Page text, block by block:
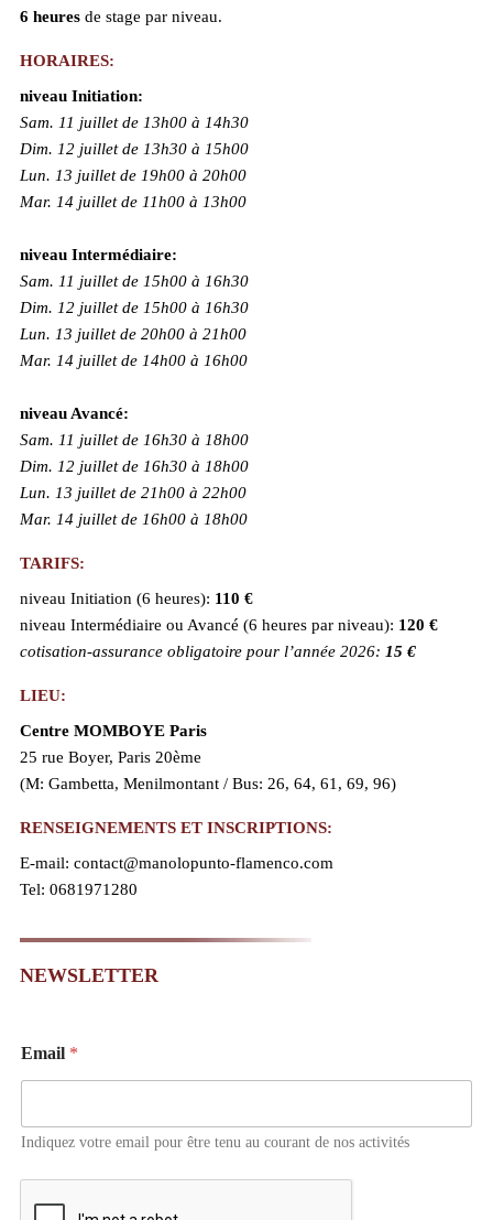
6 heures de stage par niveau.
HORAIRES:
niveau Initiation:
Sam. 11 juillet de 13h00 à 14h30
Dim. 12 juillet de 13h30 à 15h00
Lun. 13 juillet de 19h00 à 20h00
Mar. 14 juillet de 11h00 à 13h00
niveau Intermédiaire:
Sam. 11 juillet de 15h00 à 16h30
Dim. 12 juillet de 15h00 à 16h30
Lun. 13 juillet de 20h00 à 21h00
Mar. 14 juillet de 14h00 à 16h00
niveau Avancé:
Sam. 11 juillet de 16h30 à 18h00
Dim. 12 juillet de 16h30 à 18h00
Lun. 13 juillet de 21h00 à 22h00
Mar. 14 juillet de 16h00 à 18h00
TARIFS:
niveau Initiation (6 heures): 110 €
niveau Intermédiaire ou Avancé (6 heures par niveau): 120 €
cotisation-assurance obligatoire pour l’année 2026: 15 €
LIEU:
Centre MOMBOYE Paris
25 rue Boyer, Paris 20ème
(M: Gambetta, Menilmontant / Bus: 26, 64, 61, 69, 96)
RENSEIGNEMENTS ET INSCRIPTIONS:
E-mail: contact@manolopunto-flamenco.com
Tel: 0681971280
NEWSLETTER
E
m
l
m
Email *
Indiquez votre email pour être tenu au courant de nos activités